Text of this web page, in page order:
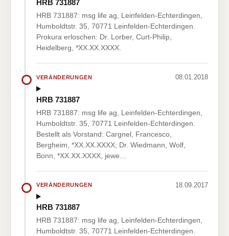
HRB 731887
HRB 731887: msg life ag, Leinfelden-Echterdingen,
Humboldtstr. 35, 70771 Leinfelden-Echterdingen.
Prokura erloschen: Dr. Lorber, Curt-Philip,
Heidelberg, *XX.XX.XXXX.
VERÄNDERUNGEN 08.01.2018
HRB 731887
HRB 731887: msg life ag, Leinfelden-Echterdingen,
Humboldtstr. 35, 70771 Leinfelden-Echterdingen.
Bestellt als Vorstand: Cargnel, Francesco,
Bergheim, *XX.XX.XXXX; Dr. Wiedmann, Wolf,
Bonn, *XX.XX.XXXX, jewe…
VERÄNDERUNGEN 18.09.2017
HRB 731887
HRB 731887: msg life ag, Leinfelden-Echterdingen,
Humboldtstr. 35, 70771 Leinfelden-Echterdingen.